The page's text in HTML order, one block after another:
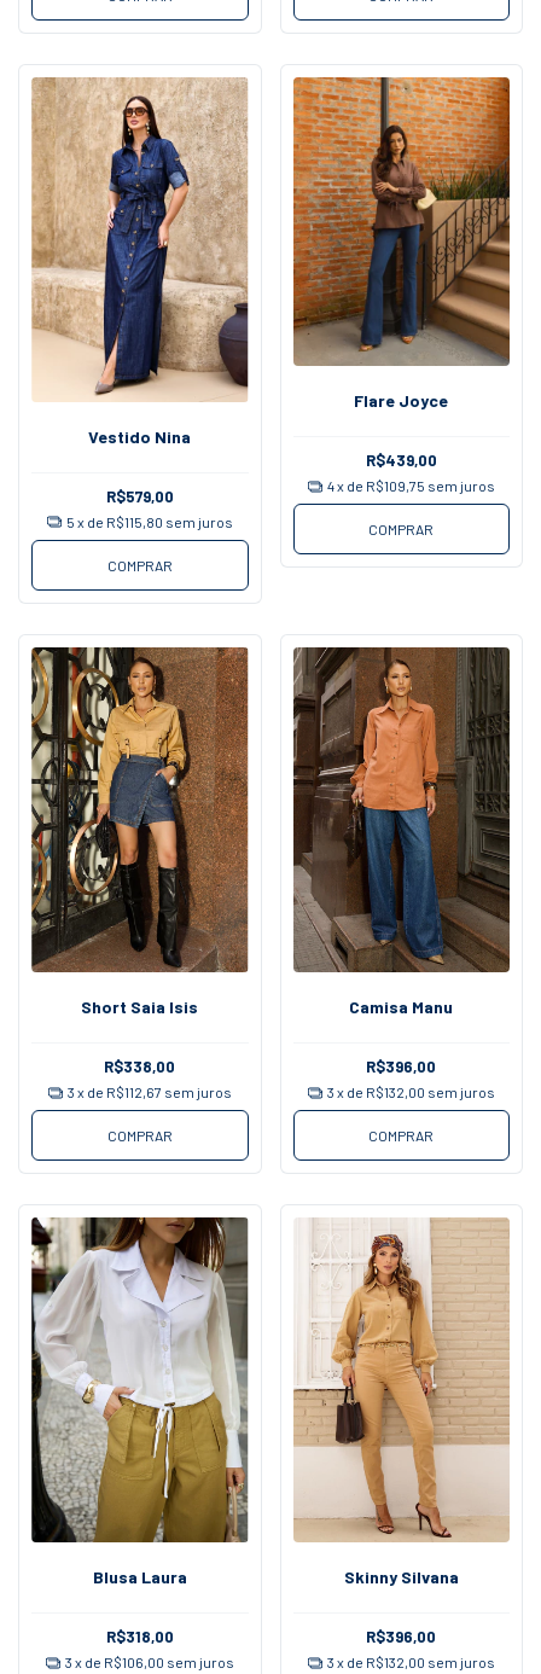
Vestido Nina
R$579,00
5 x de R$115,80 sem juros
COMPRAR
Flare Joyce
R$439,00
4x de R$109,75 sem juros
COMPRAR
Short Saia Isis
R$338,00
3 x de R$112,67 sem juros
COMPRAR
Camisa Manu
R$396,00
3 x de R$132,00 sem juros
COMPRAR
Blusa Laura
R$318,00
3 x de R$106,00 sem juros
Skinny Silvana
R$396,00
3 x de R$132,00 sem juros